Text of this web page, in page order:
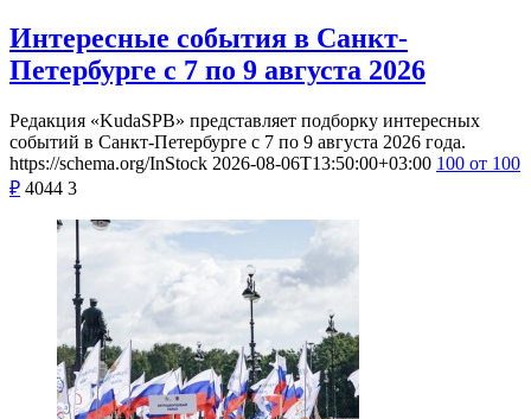
Интересные события в Санкт-
Петербурге с 7 по 9 августа 2026
Редакция «KudaSPB» представляет подборку интересных
событий в Санкт-Петербурге с 7 по 9 августа 2026 года.
https://schema.org/InStock 2026-08-06T13:50:00+03:00 100 от 100
₽ 4044 3